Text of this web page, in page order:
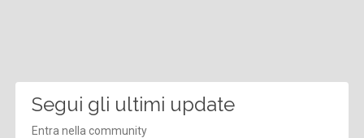
Segui gli ultimi update
Entra nella community